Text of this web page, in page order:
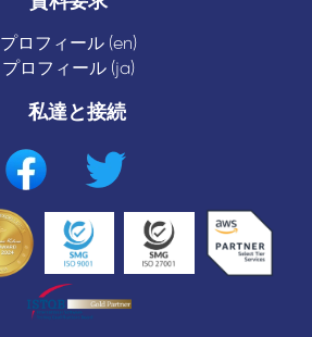
プロフィール (en)
プロフィール (ja)
私達と接続